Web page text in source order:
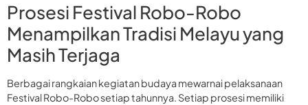
Prosesi Festival Robo-Robo
Menampilkan Tradisi Melayu yang
Masih Terjaga
Berbagai rangkaian kegiatan budaya mewarnai pelaksanaan
Festival Robo-Robo setiap tahunnya. Setiap prosesi memiliki